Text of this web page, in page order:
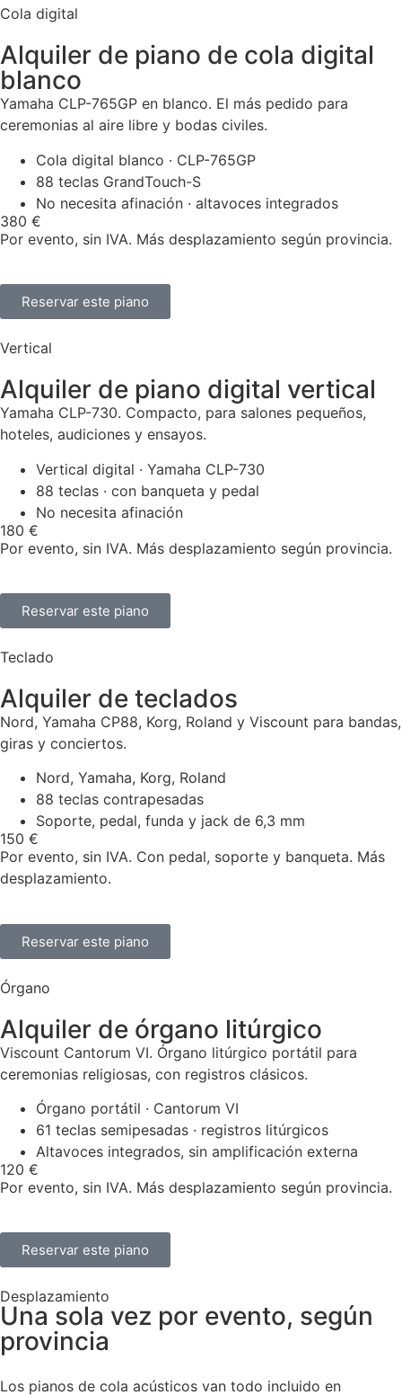
Cola digital
Alquiler de piano de cola digital
blanco
Yamaha CLP-765GP en blanco. El más pedido para
ceremonias al aire libre y bodas civiles.
Cola digital blanco · CLP-765GP
88 teclas GrandTouch-S
No necesita afinación · altavoces integrados
380 €
Por evento, sin IVA. Más desplazamiento según provincia.
Reservar este piano
Vertical
Alquiler de piano digital vertical
Yamaha CLP-730. Compacto, para salones pequeños,
hoteles, audiciones y ensayos.
Vertical digital · Yamaha CLP-730
88 teclas · con banqueta y pedal
No necesita afinación
180 €
Por evento, sin IVA. Más desplazamiento según provincia.
Reservar este piano
Teclado
Alquiler de teclados
Nord, Yamaha CP88, Korg, Roland y Viscount para bandas,
giras y conciertos.
Nord, Yamaha, Korg, Roland
88 teclas contrapesadas
Soporte, pedal, funda y jack de 6,3 mm
150 €
Por evento, sin IVA. Con pedal, soporte y banqueta. Más
desplazamiento.
Reservar este piano
Órgano
Alquiler de órgano litúrgico
Viscount Cantorum VI. Órgano litúrgico portátil para
ceremonias religiosas, con registros clásicos.
Órgano portátil · Cantorum VI
61 teclas semipesadas · registros litúrgicos
Altavoces integrados, sin amplificación externa
120 €
Por evento, sin IVA. Más desplazamiento según provincia.
Reservar este piano
Desplazamiento
Una sola vez por evento, según
provincia
Los pianos de cola acústicos van todo incluido en